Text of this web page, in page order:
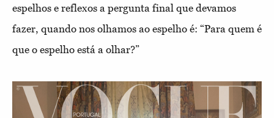
espelhos e reflexos a pergunta final que devamos
fazer, quando nos olhamos ao espelho é: “Para quem é
que o espelho está a olhar?”